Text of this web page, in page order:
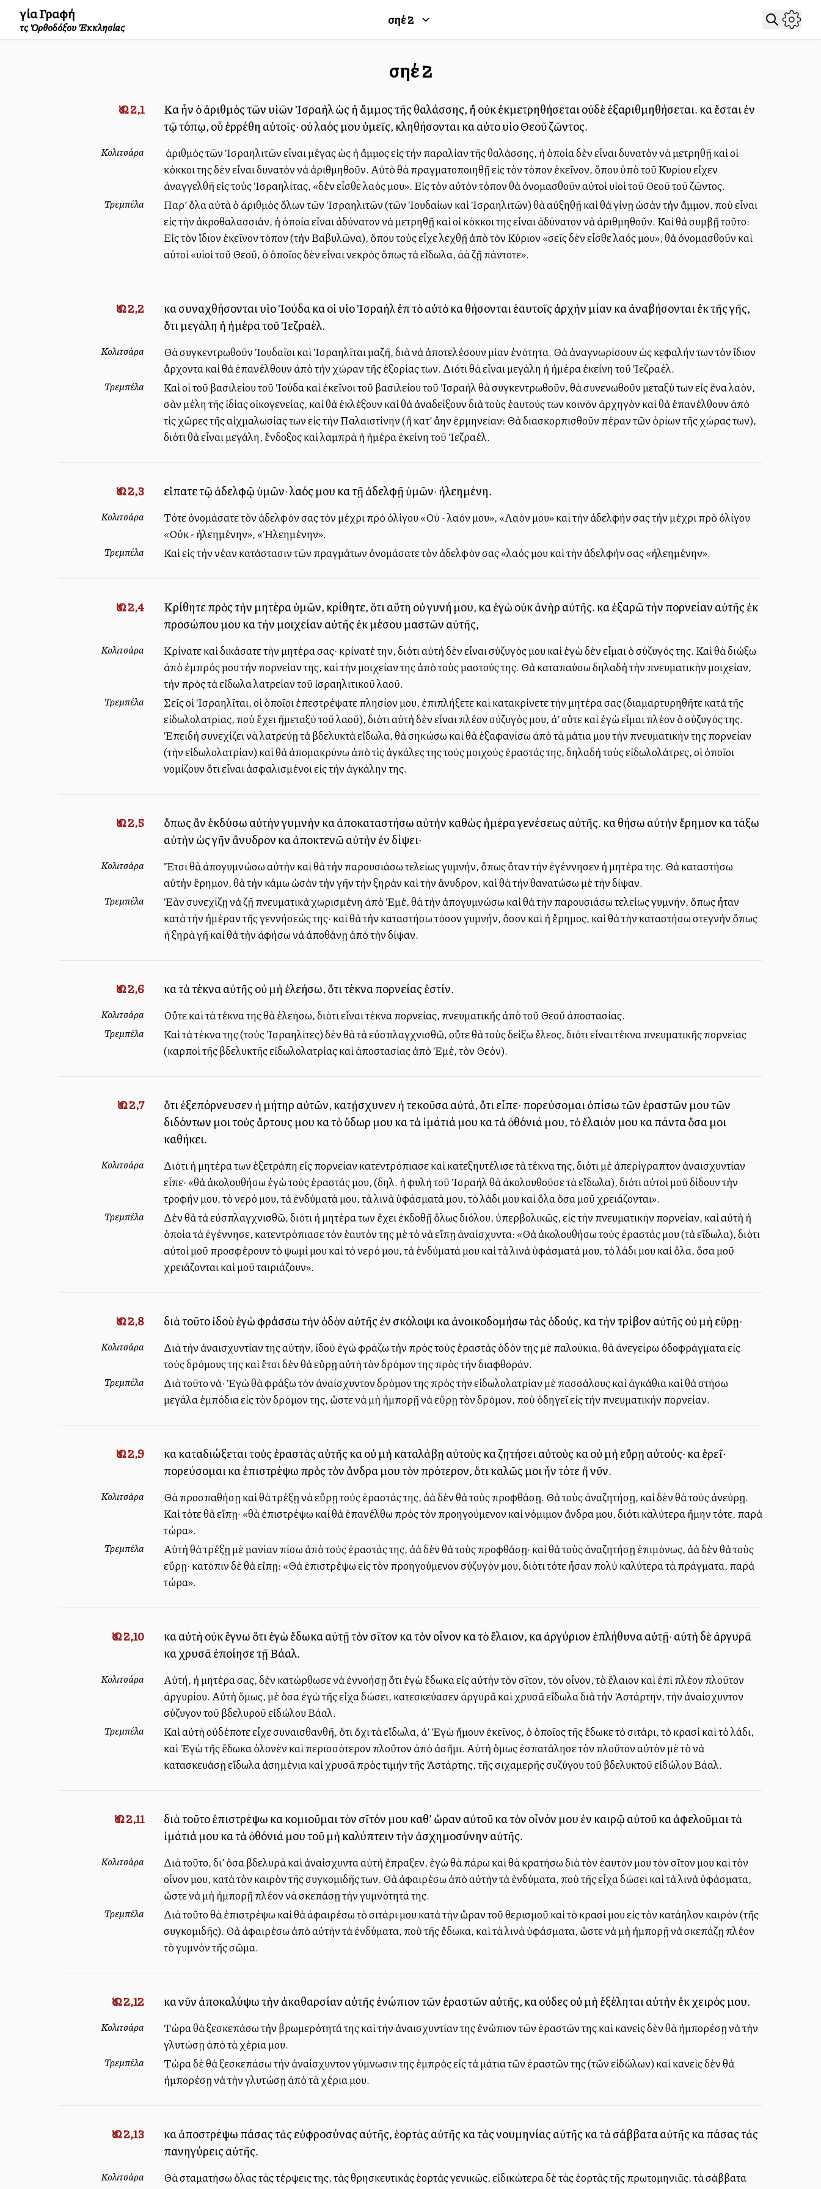
Ἁγία Γραφή
τῆς Ὀρθοδόξου Ἐκκλησίας Ὡσηέ2
Ὡσηέ2
Ὡσ. 2,1
Καὶ ἦν ὁ ἀριθμὸς τῶν υἱῶν Ἰσραὴλ ὡς ἡ ἄμμος τῆς θαλάσσης, ἣ οὐκ ἐκμετρηθήσεται οὐδὲ ἐξαριθμηθήσεται. καὶ ἔσται ἐν
τῷ τόπῳ, οὗ ἐρρέθη αὐτοῖς· οὐ λαός μου ὑμεῖς, κληθήσονται καὶ αὐτοὶ υἱοὶ Θεοῦ ζῶντος.
Κολιτσάρα
Ὁ ἀριθμὸς τῶν Ἰσραηλιτῶν εἶναι μέγας ὡς ἡ ἄμμος εἰς τὴν παραλίαν τῆς θαλάσσης, ἡ ὁποία δὲν εἶναι δυνατὸν νὰ μετρηθῇ καὶ οἱ
κόκκοι της δὲν εἶναι δυνατὸν νὰ ἀριθμηθοῦν. Αὐτὸ θὰ πραγματοποιηθῇ εἰς τὸν τόπον ἐκεῖνον, ὅπου ὑπὸ τοῦ Κυρίου εἶχεν
ἀναγγελθῆ εἰς τοὺς Ἰσραηλίτας, «δὲν εἶσθε λαός μου». Εἰς τὸν αὐτὸν τόπον θὰ ὀνομασθοῦν αὐτοὶ υἱοὶ τοῦ Θεοῦ τοῦ ζῶντος.
Τρεμπέλα
Παρ’ ὅλα αὐτὰ ὁ ἀριθμὸς ὅλων τῶν Ἰσραηλιτῶν (τῶν Ἰουδαίων καὶ Ἰσραηλιτῶν) θὰ αὐξηθῇ καὶ θὰ γίνῃ ὡσὰν τὴν ἄμμον, ποὺ εἶναι
εἰς τὴν ἀκροθαλασσιάν, ἡ ὁποία εἶναι ἀδύνατον νὰ μετρηθῇ καὶ οἱ κόκκοι της εἶναι ἀδύνατον νὰ ἀριθμηθοῦν. Καὶ θὰ συμβῇ τοῦτο:
Εἰς τὸν ἴδιον ἐκεῖνον τόπον (τὴν Βαβυλῶνα), ὅπου τοὺς εἶχε λεχθῇ ἀπὸ τὸν Κύριον «σεῖς δὲν εἶσθε λαός μου», θὰ ὀνομασθοῦν καὶ
αὐτοὶ «υἱοὶ τοῦ Θεοῦ, ὁ ὁποῖος δὲν εἶναι νεκρὸς ὅπως τὰ εἴδωλα, ἀλλὰ ζῇ πάντοτε».
Ὡσ. 2,2
καὶ συναχθήσονται υἱοὶ Ἰούδα καὶ οἱ υἱοὶ Ἰσραὴλ ἐπὶ τὸ αὐτὸ καὶ θήσονται ἑαυτοῖς ἀρχὴν μίαν καὶ ἀναβήσονται ἐκ τῆς γῆς,
ὅτι μεγάλη ἡ ἡμέρα τοῦ Ἰεζραέλ.
Κολιτσάρα
Θὰ συγκεντρωθοῦν Ἰουδαῖοι καὶ Ἰσραηλῖται μαζῆ, διὰ νὰ ἀποτελέσουν μίαν ἑνότητα. Θὰ ἀναγνωρίσουν ὡς κεφαλήν των τὸν ἴδιον
ἄρχοντα καὶ θὰ ἐπανέλθουν ἀπὸ τὴν χώραν τῆς ἐξορίας των. Διότι θὰ εἶναι μεγάλη ἡ ἡμέρα ἐκείνη τοῦ Ἰεζραέλ.
Τρεμπέλα
Καὶ οἱ τοῦ βασιλείου τοῦ Ἰούδα καὶ ἐκεῖνοι τοῦ βασιλείου τοῦ Ἰσραὴλ θὰ συγκεντρωθοῦν, θὰ συνενωθοῦν μεταξύ των εἰς ἕνα λαόν,
σὰν μέλη τῆς ἰδίας οἰκογενείας, καὶ θὰ ἐκλέξουν καὶ θὰ ἀναδείξουν διὰ τοὺς ἑαυτούς των κοινὸν ἀρχηγὸν καὶ θὰ ἐπανέλθουν ἀπὸ
τὶς χῶρες τῆς αἰχμαλωσίας των εἰς τὴν Παλαιστίνην (ἢ κατ’ ἄλλην ἑρμηνείαν: Θὰ διασκορπισθοῦν πέραν τῶν ὁρίων τῆς χώρας των),
διότι θὰ εἶναι μεγάλη, ἔνδοξος καὶ λαμπρὰ ἡ ἡμέρα ἐκείνη τοῦ Ἰεζραέλ.
Ὡσ. 2,3 εἴπατε τῷ ἀδελφῷ ὑμῶν· λαός μου καὶ τῇ ἀδελφῇ ὑμῶν· ἠλεημένη.
Κολιτσάρα
Τότε ὀνομάσατε τὸν ἀδελφόν σας τὸν μέχρι πρὸ ὀλίγου «Οὐ - λαόν μου», «Λαόν μου» καὶ τὴν ἀδελφήν σας τὴν μέχρι πρὸ ὀλίγου
«Οὐκ - ἠλεημένην», «Ἠλεημένην».
Τρεμπέλα Καὶ εἰς τὴν νέαν κατάστασιν τῶν πραγμάτων ὀνομάσατε τὸν ἀδελφόν σας «λαός μου καὶ τὴν ἀδελφήν σας «ἠλεημένην».
Ὡσ. 2,4
Κρίθητε πρὸς τὴν μητέρα ὑμῶν, κρίθητε, ὅτι αὕτη οὐ γυνή μου, καὶ ἐγὼ οὐκ ἀνὴρ αὐτῆς. καὶ ἐξαρῶ τὴν πορνείαν αὐτῆς ἐκ
προσώπου μου καὶ τὴν μοιχείαν αὐτῆς ἐκ μέσου μαστῶν αὐτῆς,
Κολιτσάρα
Κρίνατε καὶ δικάσατε τὴν μητέρα σας· κρίνατέ την, διότι αὐτὴ δὲν εἶναι σύζυγός μου καὶ ἐγὼ δὲν εἶμαι ὁ σύζυγός της. Καὶ θὰ διώξω
ἀπὸ ἐμπρός μου τὴν πορνείαν της, καὶ τὴν μοιχείαν της ἀπὸ τοὺς μαστούς της. Θὰ καταπαύσω δηλαδὴ τὴν πνευματικὴν μοιχείαν,
τὴν πρὸς τὰ εἴδωλα λατρείαν τοῦ ἰσραηλιτικοῦ λαοῦ.
Τρεμπέλα
Σεῖς οἱ Ἰσραηλῖται, οἱ ὁποῖοι ἐπεστρέψατε πλησίον μου, ἐπιπλήξετε καὶ κατακρίνετε τὴν μητέρα σας (διαμαρτυρηθῆτε κατὰ τῆς
εἰδωλολατρίας, ποὺ ἔχει ῆμεταξὺ τοῦ λαοῦ), διότι αὐτὴ δὲν εἶναι πλέον σύζυγός μου, ἀλλ’ οὔτε καὶ ἐγὼ εἶμαι πλέον ὁ σύζυγός της.
Ἐπειδὴ συνεχίζει νὰ λατρεύῃ τὰ βδελυκτὰ εἴδωλα, θὰ σηκώσω καὶ θὰ ἐξαφανίσω ἀπὸ τὰ μάτια μου τὴν πνευματικήν της πορνείαν
(τὴν εἰδωλολατρίαν) καὶ θὰ ἀπομακρύνω ἀπὸ τὶς ἀγκάλες της τοὺς μοιχοὺς ἐραστάς της, δηλαδὴ τοὺς εἰδωλολάτρες, οἱ ὁποῖοι
νομίζουν ὅτι εἶναι ἀσφαλισμένοι εἰς τὴν ἀγκάλην της.
Ὡσ. 2,5
ὅπως ἂν ἐκδύσω αὐτὴν γυμνὴν καὶ ἀποκαταστήσω αὐτὴν καθὼς ἡμέρα γενέσεως αὐτῆς. καὶ θήσω αὐτὴν ἔρημον καὶ τάξω
αὐτὴν ὡς γῆν ἄνυδρον καὶ ἀποκτενῶ αὐτὴν ἐν δίψει·
Κολιτσάρα
Ἔτσι θὰ ἀπογυμνώσω αὐτὴν καὶ θὰ τὴν παρουσιάσω τελείως γυμνήν, ὅπως ὅταν τὴν ἐγέννησεν ἡ μητέρα της. Θὰ καταστήσω
αὐτὴν ἔρημον, θὰ τὴν κάμω ὡσὰν τὴν γῆν τὴν ξηρὰν καὶ τὴν ἄνυδρον, καὶ θὰ τὴν θανατώσω μὲ τὴν δίψαν.
Τρεμπέλα
Ἐὰν συνεχίζῃ νὰ ζῇ πνευματικὰ χωρισμένη ἀπὸ Ἐμέ, θὰ τὴν ἀπογυμνώσω καὶ θὰ τὴν παρουσιάσω τελείως γυμνήν, ὅπως ἦταν
κατὰ τὴν ἡμέραν τῆς γεννήσεώς της· καὶ θὰ τὴν καταστήσω τόσον γυμνήν, ὅσον καὶ ἡ ἔρημος, καὶ θὰ τὴν καταστήσω στεγνὴν ὅπως
ἡ ξηρὰ γῆ καὶ θὰ τὴν ἀφήσω νὰ ἀποθάνῃ ἀπὸ τὴν δίψαν.
Ὡσ. 2,6 καὶ τὰ τέκνα αὐτῆς οὐ μὴ ἐλεήσω, ὅτι τέκνα πορνείας ἐστίν.
Κολιτσάρα Οὔτε καὶ τὰ τέκνα της θὰ ἐλεήσω, διότι εἶναι τέκνα πορνείας, πνευματικῆς ἀπὸ τοῦ Θεοῦ ἀποστασίας.
Τρεμπέλα
Καὶ τὰ τέκνα της (τοὺς Ἰσραηλίτες) δὲν θὰ τὰ εὐσπλαγχνισθῶ, οὔτε θὰ τοὺς δείξω ἔλεος, διότι εἶναι τέκνα πνευματικῆς πορνείας
(καρποὶ τῆς βδελυκτῆς εἰδωλολατρίας καὶ ἀποστασίας ἀπὸ Ἐμέ, τὸν Θεόν).
Ὡσ. 2,7
ὅτι ἐξεπόρνευσεν ἡ μήτηρ αὐτῶν, κατῄσχυνεν ἡ τεκοῦσα αὐτά, ὅτι εἶπε· πορεύσομαι ὀπίσω τῶν ἐραστῶν μου τῶν
διδόντων μοι τοὺς ἄρτους μου καὶ τὸ ὕδωρ μου καὶ τὰ ἱμάτιά μου καὶ τὰ ὀθόνιά μου, τὸ ἔλαιόν μου καὶ πάντα ὅσα μοι
καθήκει.
Κολιτσάρα
Διότι ἡ μητέρα των ἐξετράπη εἰς πορνείαν κατεντρόπιασε καὶ κατεξηυτέλισε τὰ τέκνα της, διότι μὲ ἀπερίγραπτον ἀναισχυντίαν
εἶπε· «θὰ ἀκολουθήσω ἐγὼ τοὺς ἐραστάς μου, (δηλ. ἡ φυλὴ τοῦ Ἰσραὴλ θὰ ἀκολουθοῦσε τὰ εἴδωλα), διότι αὐτοὶ μοῦ δίδουν τὴν
τροφήν μου, τὸ νερό μου, τὰ ἐνδύματά μου, τὰ λινὰ ὑφάσματά μου, τὸ λάδι μου καὶ ὅλα ὅσα μοῦ χρειάζονται».
Τρεμπέλα
Δὲν θὰ τὰ εὐσπλαγχνισθῶ, διότι ἡ μητέρα των ἔχει ἐκδοθῇ ὅλως διόλου, ὑπερβολικῶς, εἰς τὴν πνευματικὴν πορνείαν, καὶ αὐτὴ ἡ
ὁποία τὰ ἐγέννησε, κατεντρόπιασε τὸν ἑαυτόν της μὲ τὸ νὰ εἴπῃ ἀναίσχυντα: «Θὰ ἀκολουθήσω τοὺς ἐραστάς μου (τὰ εἴδωλα), διότι
αὐτοὶ μοῦ προσφέρουν τὸ ψωμί μου καὶ τὸ νερό μου, τὰ ἐνδύματά μου καὶ τὰ λινὰ ὑφάσματά μου, τὸ λάδι μου καὶ ὅλα, ὅσα μοῦ
χρειάζονται καὶ μοῦ ταιριάζουν».
Ὡσ. 2,8 διὰ τοῦτο ἰδοὺ ἐγὼ φράσσω τὴν ὁδὸν αὐτῆς ἐν σκόλοψι καὶ ἀνοικοδομήσω τὰς ὁδούς, καὶ τὴν τρίβον αὐτῆς οὐ μὴ εὕρῃ·
Κολιτσάρα
Διὰ τὴν ἀναισχυντίαν της αὐτήν, ἰδοὺ ἐγὼ φράζω τὴν πρὸς τοὺς ἐραστὰς ὁδόν της μὲ παλούκια, θὰ ἀνεγείρω ὀδοφράγματα εἰς
τοὺς δρόμους της καὶ ἔτσι δὲν θὰ εὕρῃ αὐτὴ τὸν δρόμον της πρὸς τὴν διαφθοράν.
Τρεμπέλα
Διὰ τοῦτο νά· Ἐγὼ θὰ φράξω τὸν ἀναίσχυντον δρόμον της πρὸς τὴν εἰδωλολατρίαν μὲ πασσάλους καὶ ἀγκάθια καὶ θὰ στήσω
μεγάλα ἐμπόδια εἰς τὸν δρόμον της, ὥστε νὰ μὴ ἠμπορῇ νὰ εὕρῃ τὸν δρόμον, ποὺ ὁδηγεῖ εἰς τὴν πνευματικὴν πορνείαν.
Ὡσ. 2,9
καὶ καταδιώξεται τοὺς ἐραστὰς αὐτῆς καὶ οὐ μὴ καταλάβῃ αὐτοὺς καὶ ζητήσει αὐτοὺς καὶ οὐ μὴ εὕρῃ αὐτούς· καὶ ἐρεῖ·
πορεύσομαι καὶ ἐπιστρέψω πρὸς τὸν ἄνδρα μου τὸν πρότερον, ὅτι καλῶς μοι ἦν τότε ἢ νῦν.
Κολιτσάρα
Θὰ προσπαθήσῃ καὶ θὰ τρέξῃ νὰ εὕρῃ τοὺς ἐραστάς της, ἀλλὰ δὲν θὰ τοὺς προφθάσῃ. Θὰ τοὺς ἀναζητήσῃ, καὶ δὲν θὰ τοὺς ἀνεύρῃ.
Καὶ τότε θὰ εἴπῃ· «θὰ ἐπιστρέψω καὶ θὰ ἐπανέλθω πρὸς τὸν προηγούμενον καὶ νόμιμον ἄνδρα μου, διότι καλύτερα ἤμην τότε, παρὰ
τώρα».
Τρεμπέλα
Αὐτὴ θὰ τρέξῃ μὲ μανίαν πίσω ἀπὸ τοὺς ἐραστάς της, ἀλλὰ δὲν θὰ τοὺς προφθάσῃ· καὶ θὰ τοὺς ἀναζητήσῃ ἐπιμόνως, ἀλλὰ δὲν θὰ τοὺς
εὕρῃ· κατόπιν δὲ θὰ εἴπῃ: «Θὰ ἐπιστρέψω εἰς τὸν προηγούμενον σύζυγόν μου, διότι τότε ἦσαν πολὺ καλύτερα τὰ πράγματα, παρὰ
τώρα».
Ὡσ. 2,10
καὶ αὐτὴ οὐκ ἔγνω ὅτι ἐγὼ ἔδωκα αὐτῇ τὸν σῖτον καὶ τὸν οἶνον καὶ τὸ ἔλαιον, καὶ ἀργύριον ἐπλήθυνα αὐτῇ· αὐτὴ δὲ ἀργυρᾶ
καὶ χρυσᾶ ἐποίησε τῇ Βάαλ.
Κολιτσάρα
Αὐτή, ἡ μητέρα σας, δὲν κατώρθωσε νὰ ἐννοήσῃ ὅτι ἐγὼ ἔδωκα εἰς αὐτὴν τὸν σῖτον, τὸν οἶνον, τὸ ἔλαιον καὶ ἐπὶ πλέον πλοῦτον
ἀργυρίου. Αὐτὴ ὅμως, μὲ ὅσα ἐγὼ τῆς εἶχα δώσει, κατεσκεύασεν ἀργυρᾶ καὶ χρυσᾶ εἴδωλα διὰ τὴν Ἀστάρτην, τὴν ἀναίσχυντον
σύζυγον τοῦ βδελυροῦ εἰδώλου Βάαλ.
Τρεμπέλα
Καὶ αὐτὴ οὐδέποτε εἶχε συναισθανθῆ, ὅτι ὄχι τὰ εἴδωλα, ἀλλ’ Ἐγὼ ἤμουν ἐκεῖνος, ὁ ὁποῖος τῆς ἔδωκε τὸ σιτάρι, τὸ κρασί καὶ τὸ λάδι,
καὶ Ἐγὼ τῆς ἔδωκα ὁλονὲν καὶ περισσότερον πλοῦτον ἀπὸ ἀσῆμι. Αὐτὴ ὅμως ἐσπατάλησε τὸν πλοῦτον αὐτὸν μὲ τὸ νὰ
κατασκευάσῃ εἴδωλα ἀσημένια καὶ χρυσᾶ πρὸς τιμὴν τῆς Ἀστάρτης, τῆς σιχαμερῆς συζύγου τοῦ βδελυκτοῦ εἰδώλου Βάαλ.
Ὡσ. 2,11
διὰ τοῦτο ἐπιστρέψω καὶ κομιοῦμαι τὸν σῖτόν μου καθ’ ὥραν αὐτοῦ καὶ τὸν οἶνόν μου ἐν καιρῷ αὐτοῦ καὶ ἀφελοῦμαι τὰ
ἱμάτιά μου καὶ τὰ ὀθόνιά μου τοῦ μὴ καλύπτειν τὴν ἀσχημοσύνην αὐτῆς.
Κολιτσάρα
Διὰ τοῦτο, δι’ ὅσα βδελυρὰ καὶ ἀναίσχυντα αὐτὴ ἔπραξεν, ἐγὼ θὰ πάρω καὶ θὰ κρατήσω διὰ τὸν ἑαυτόν μου τὸν σῖτον μου καὶ τὸν
οἶνον μου, κατὰ τὸν καιρὸν τῆς συγκομιδῆς των. Θὰ ἀφαιρέσω ἀπὸ αὐτὴν τὰ ἐνδύματα, ποὺ τῆς εἶχα δώσει καὶ τὰ λινὰ ὑφάσματα,
ὥστε νὰ μὴ ἠμπορῇ πλέον νὰ σκεπάσῃ τὴν γυμνότητά της.
Τρεμπέλα
Διὰ τοῦτο θὰ ἐπιστρέψω καὶ θὰ άφαιρέσω τὸ σιτάρι μου κατὰ τὴν ὥραν τοῦ θερισμοῦ καὶ τὸ κρασί μου εἰς τὸν κατάλληλον καιρόν (τῆς
συγκομιδῆς). Θὰ ἀφαιρέσω ἀπὸ αὐτὴν τὰ ἐνδύματα, ποὺ τῆς ἔδωκα, καὶ τὰ λινὰ ὑφάσματα, ὥστε νὰ μὴ ἠμπορῇ νὰ σκεπάζῃ πλέον
τὸ γυμνὸν τῆς σῶμα.
Ὡσ. 2,12 καὶ νῦν ἀποκαλύψω τὴν ἀκαθαρσίαν αὐτῆς ἐνώπιον τῶν ἐραστῶν αὐτῆς, καὶ οὐδεὶς οὐ μὴ ἐξέληται αὐτὴν ἐκ χειρός μου.
Κολιτσάρα
Τώρα θὰ ξεσκεπάσω τὴν βρωμερότητά της καὶ τὴν ἀναισχυντίαν της ἐνώπιον τῶν ἐραστῶν της καὶ κανεὶς δὲν θὰ ἠμπορέσῃ νὰ τὴν
γλυτώσῃ ἀπὸ τὰ χέρια μου.
Τρεμπέλα
Τώρα δὲ θὰ ξεσκεπάσω τὴν ἀναίσχυντον γύμνωσιν της ἐμπρὸς εἰς τὰ μάτια τῶν ἐραστῶν της (τῶν εἰδώλων) καὶ κανεὶς δὲν θὰ
ἠμπορέσῃ νὰ τὴν γλυτώσῃ ἀπὸ τὰ χέρια μου.
Ὡσ. 2,13
καὶ ἀποστρέψω πάσας τὰς εὐφροσύνας αὐτῆς, ἑορτὰς αὐτῆς καὶ τὰς νουμηνίας αὐτῆς καὶ τὰ σάββατα αὐτῆς καὶ πάσας τὰς
πανηγύρεις αὐτῆς.
Κολιτσάρα
Θὰ σταματήσω ὅλας τὰς τέρψεις της, τὰς θρησκευτικὰς ἑορτὰς γενικῶς, εἰδικώτερα δὲ τὰς ἑορτὰς τῆς πρωτομηνιᾶς, τὰ σάββατα